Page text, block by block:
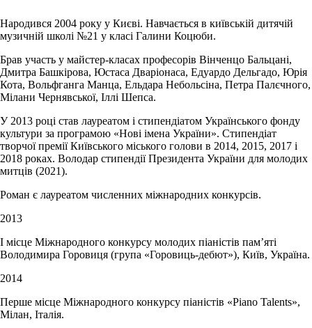
Народився 2004 року у Києві. Навчається в київській дитячій
музичній школі №21 у класі Галини Коцюби.
Брав участь у майстер-класах професорів Вінченцо Бальцані,
Дмитра Башкірова, Юстаса Дваріонаса, Едуардо Дельгадо, Юрія
Кота, Вольфганга Манца, Ельдара Небольсіна, Петра Палєчного,
Мілани Чернявської, Іллі Шепса.
У 2013 році став лауреатом і стипендіатом Українського фонду
культури за програмою «Нові імена України». Стипендіат
творчої премії Київського міського голови в 2014, 2015, 2017 і
2018 роках. Володар стипендії Президента України для молодих
митців (2021).
Роман є лауреатом численних міжнародних конкурсів.
2013
І місце Міжнародного конкурсу молодих піаністів пам’яті
Володимира Горовиця (група «Горовиць-дебют»), Київ, Україна.
2014
Перше місце Міжнародного конкурсу піаністів «Piano Talents»,
Мілан, Італія.